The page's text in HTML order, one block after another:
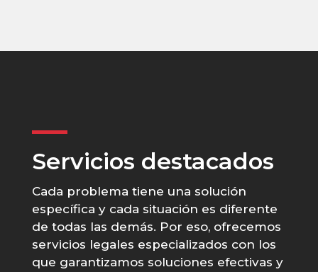
Servicios destacados
Cada problema tiene una solución
específica y cada situación es diferente
de todas las demás. Por eso, ofrecemos
servicios legales especializados con los
que garantizamos soluciones efectivas y